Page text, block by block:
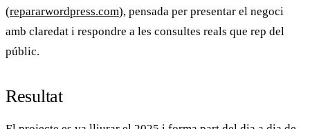
(repararwordpress.com), pensada per presentar el negoci
amb claredat i respondre a les consultes reals que rep del
públic.
Resultat